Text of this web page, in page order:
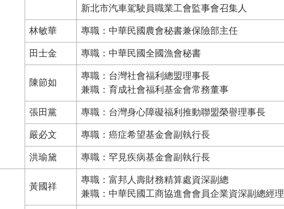
新北市汽車駕駛員職業工會監事會召集人
林敏華 專職：中華民國農會秘書兼保險部主任
田士金 專職：中華民國全國漁會秘書
陳節如
專職：台灣社會福利總盟理事長
兼職：育成社會福利基金會常務董事
張田黨 專職：台灣身心障礙福利推動聯盟榮譽理事長
嚴必文 專職：癌症希望基金會副執行長
洪瑜黛 專職：罕見疾病基金會副執行長
黃國祥
專職：富邦人壽財務精算處資深副總
兼職：中華民國工商協進會會員企業資深副總經理